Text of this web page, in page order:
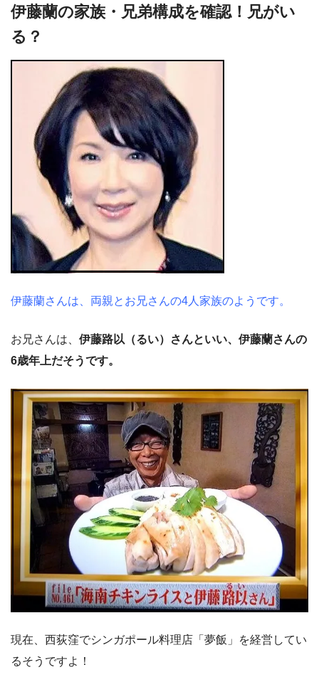
伊藤蘭の家族・兄弟構成を確認！兄がい
る？
伊藤蘭さんは、両親とお兄さんの4人家族のようです。
お兄さんは、 伊藤路以（るい）さんといい、伊藤蘭さんの
6歳年上だそうです。
現在、西荻窪でシンガポール料理店「夢飯」を経営してい
るそうですよ！